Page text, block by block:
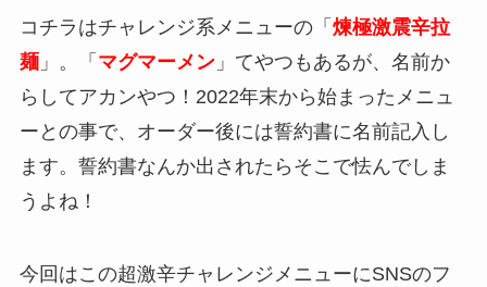
コチラはチャレンジ系メニューの「 煉極激震辛拉
麺」。「 マグマーメン」てやつもあるが、名前か
らしてアカンやつ！2022年末から始まったメニュ
ーとの事で、オーダー後には誓約書に名前記入し
ます。誓約書なんか出されたらそこで怯んでしま
うよね！
今回はこの超激辛チャレンジメニューにSNSのフ